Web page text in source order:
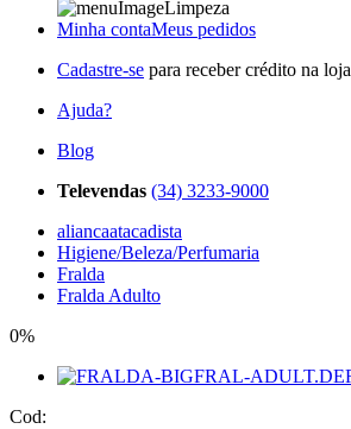
Minha contaMeus pedidos
Cadastre-se para receber crédito na loja
Ajuda?
Blog
Televendas (34) 3233-9000
aliancaatacadista
Higiene/Beleza/Perfumaria
Fralda
Fralda Adulto
0%
Cod: